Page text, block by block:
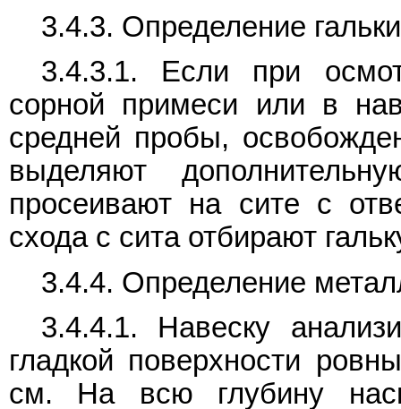
3.4.3. Определение гальки
3.4.3.1. Если при
сорной примеси или в
средней пробы,
выделяют
просеивают на сите с
схода с сита отбирают
3.4.4. Определение
3.4.4.1. Навеску
гладкой поверхности
см. На всю глубину